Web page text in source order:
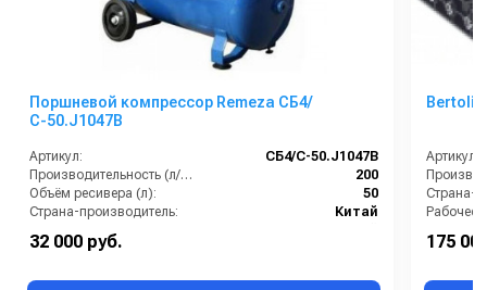
Поршневой компрессор Remeza СБ4/
С-50.J1047B
Артикул:
СБ4/С-50.J1047B
Производительность (л/мин):
200
Объём ресивера (л):
50
Страна-производитель:
Китай
Тип компрессора:
Рабочее давление (бар):
32 000 руб.
Артикул:
Страна-
Рабочее
Масса
175